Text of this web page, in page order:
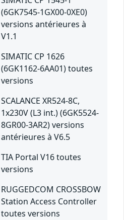
(6GK7545-1GX00-0XE0)
versions antérieures à
V1.1
SIMATIC CP 1626
(6GK1162-6AA01) toutes
versions
SCALANCE XR524-8C,
1x230V (L3 int.) (6GK5524-
8GR00-3AR2) versions
antérieures à V6.5
TIA Portal V16 toutes
versions
RUGGEDCOM CROSSBOW
Station Access Controller
toutes versions